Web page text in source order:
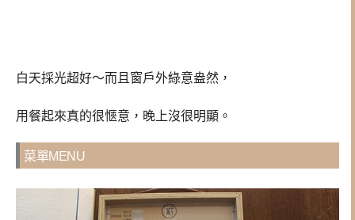
白天採光超好～而且窗戶外綠意盎然，
用餐起來真的很愜意，晚上沒很明顯。
菜單MENU